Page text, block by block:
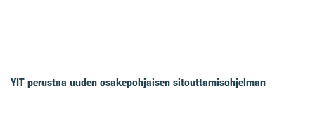
YIT perustaa uuden osakepohjaisen sitouttamisohjelman